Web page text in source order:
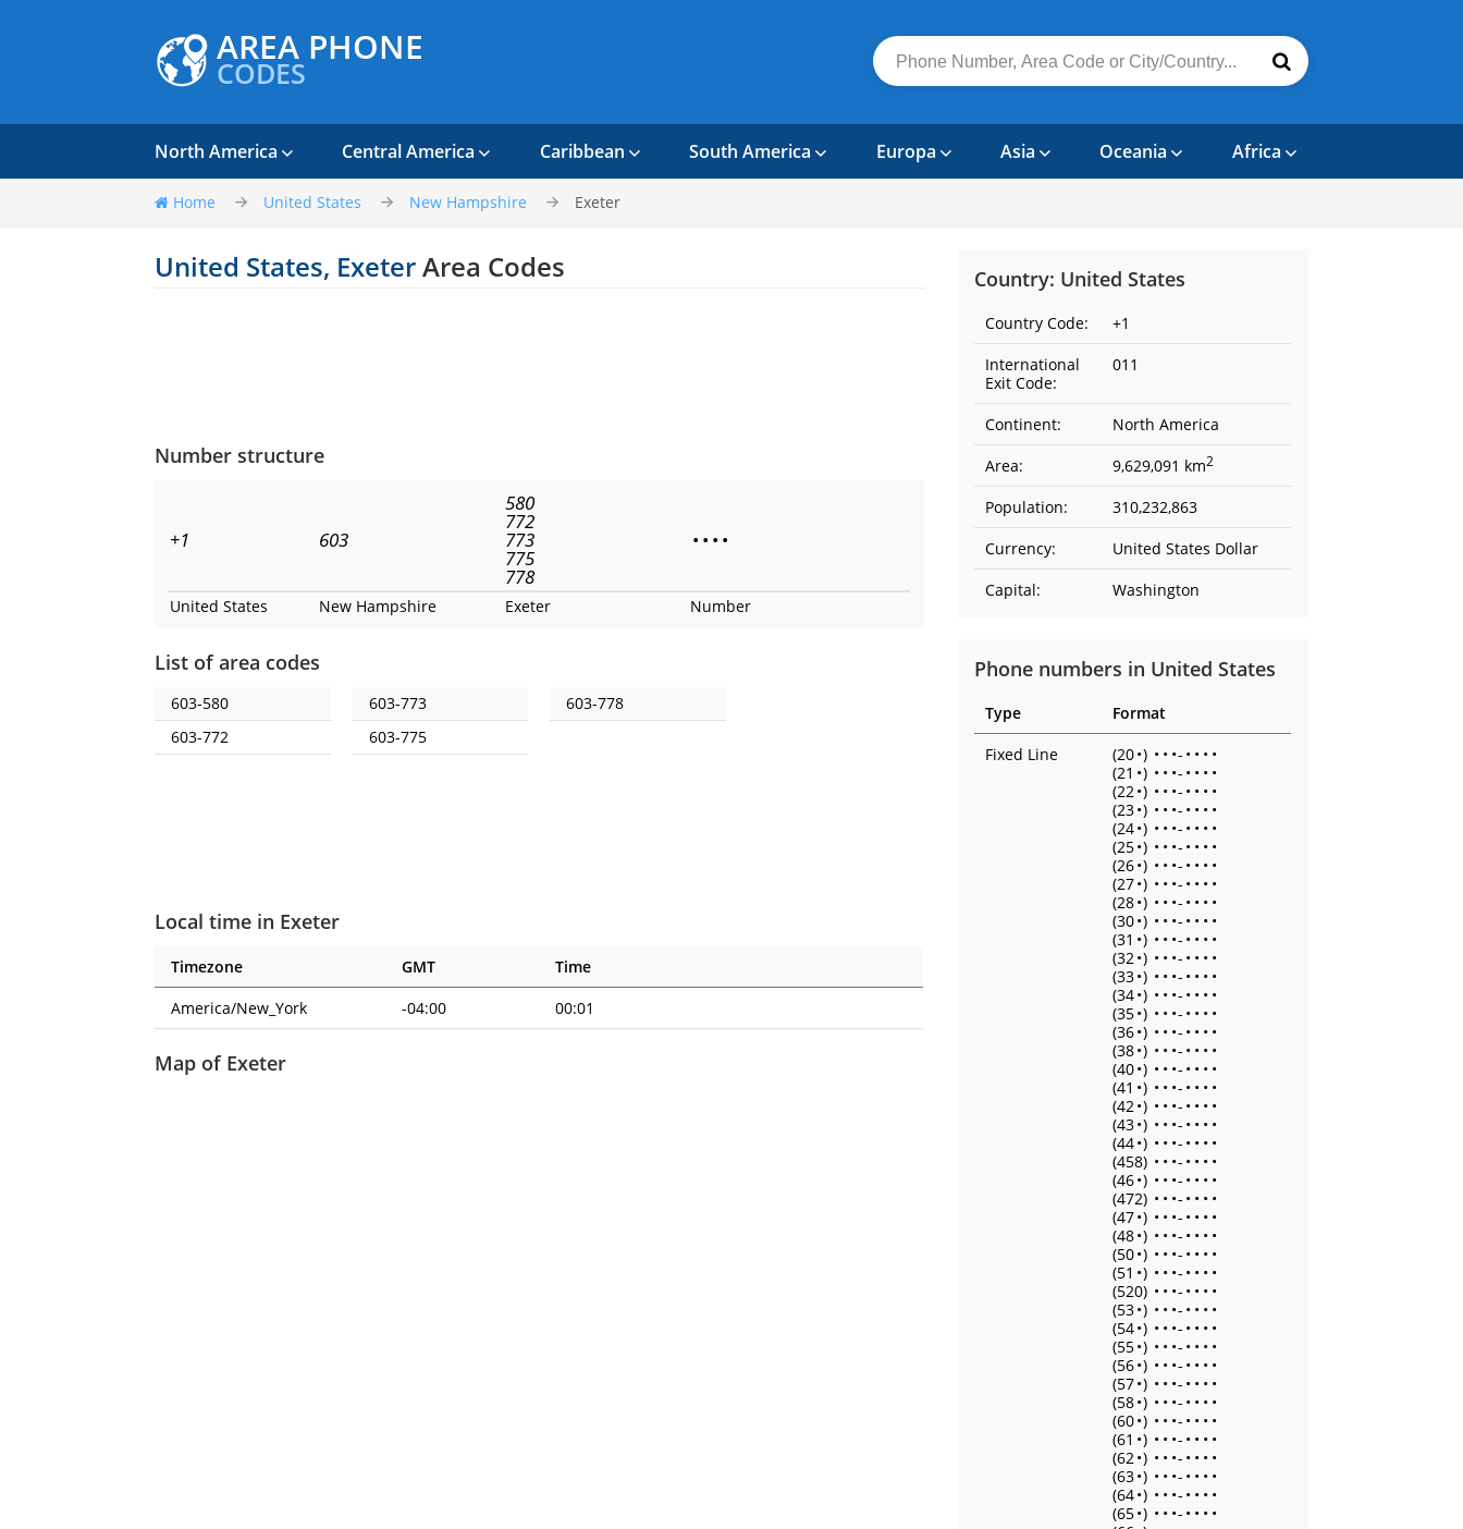
AREA PHONE
CODES
North America Central America Caribbean South America Europa Asia Oceania Africa
Home United States New Hampshire Exeter
United States, ExeterArea Codes
Number structure
+1 603
580
772
773
775
778
• • • •
United States New Hampshire Exeter Number
List of area codes
603-580
603-772
603-773
603-775
603-778
Local time in Exeter
Timezone GMT
Time
America/New_York
-04:00 00:01
Map of Exeter
Country: United States
Country Code:
+1
International
Exit Code:
011
Continent:
North America
Area:
9,629,091 km2
Population:
310,232,863
Currency:
United States Dollar
Capital:
Washington
Phone numbers in United States
Type
Format
Fixed Line
(20•) • • •- • • • •
(21 •) • • •- • • • •
(22•) • • •- • • • •
(23•) • • •- • • • •
(24•) • • •- • • • •
(25•) • • •- • • • •
(26•) • • •- • • • •
(27•) • • •- • • • •
(28•) • • •- • • • •
(30•) • • •- • • • •
(31 •) • • •- • • • •
(32•) • • •- • • • •
(33•) • • •- • • • •
(34•) • • •- • • • •
(35•) • • •- • • • •
(36•) • • •- • • • •
(38•) • • •- • • • •
(40•) • • •- • • • •
(41 •) • • •- • • • •
(42•) • • •- • • • •
(43•) • • •- • • • •
(44•) • • •- • • • •
(458) • • •- • • • •
(46•) • • •- • • • •
(472) • • •- • • • •
(47•) • • •- • • • •
(48•) • • •- • • • •
(50•) • • •- • • • •
(51 •) • • •- • • • •
(520) • • •- • • • •
(53•) • • •- • • • •
(54•) • • •- • • • •
(55•) • • •- • • • •
(56•) • • •- • • • •
(57•) • • •- • • • •
(58•) • • •- • • • •
(60•) • • •- • • • •
(61 •) • • •- • • • •
(62•) • • •- • • • •
(63•) • • •- • • • •
(64•) • • •- • • • •
(65•) • • •- • • • •